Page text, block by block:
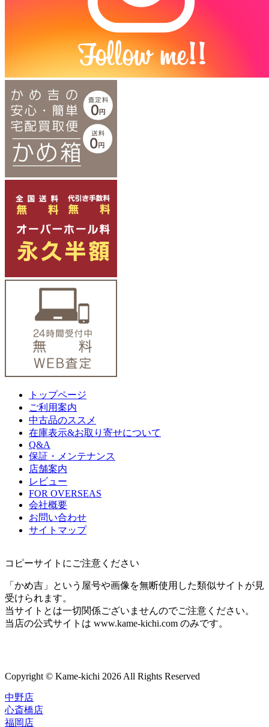
トップページ
ご利用案内
中古品のススメ
在庫表示&お取り寄せについて
Q&A
保証・メンテナンス
店舗案内
レビュー
FOR OVERSEAS
会社概要
お問い合わせ
サイトマップ
コピーサイトにご注意ください
「かめ吉」という屋号や画像を無断使用した類似サイトが見
受けられます。
当サイトとは一切関係ございませんのでご注意ください。
当店の公式サイトは www.kame-kichi.com のみです。
Copyright © Kame-kichi 2026 All Rights Reserved
中野店
心斎橋店
福岡店